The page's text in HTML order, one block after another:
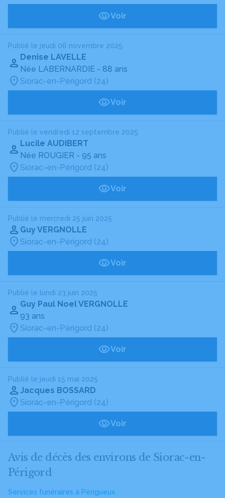
Voir
Publié le jeudi 06 novembre 2025
Denise LAVELLE
Née LABERNARDIE - 88 ans
Siorac-en-Périgord (24)
Voir
Publié le vendredi 12 septembre 2025
Lucile AUDIBERT
Née ROUGIER - 95 ans
Siorac-en-Périgord (24)
Voir
Publié le mercredi 25 juin 2025
Guy VERGNOLLE
Siorac-en-Périgord (24)
Voir
Publié le lundi 23 juin 2025
Guy Paul Noel VERGNOLLE
93 ans
Siorac-en-Périgord (24)
Voir
Publié le jeudi 15 mai 2025
Jacques BOSSARD
Siorac-en-Périgord (24)
Voir
Avis de décès des environs de Siorac-en-
Périgord
Services funéraires à Périgueux